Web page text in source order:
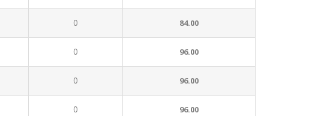
0 84.00
0 96.00
0 96.00
0 96.00